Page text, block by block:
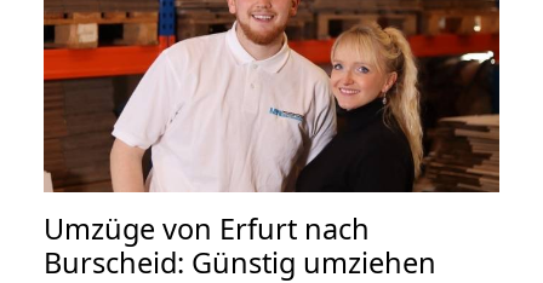
Umzüge von Erfurt nach
Burscheid: Günstig umziehen